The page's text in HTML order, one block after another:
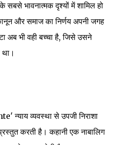
सबसे भावनात्मक दृश्यों में शामिल हो
और समाज का निर्णय अपनी जगह
अब भी वही बच्चा है, जिसे उसने
व्यवस्था से उपजी निराशा
करती है। कहानी एक नाबालिग